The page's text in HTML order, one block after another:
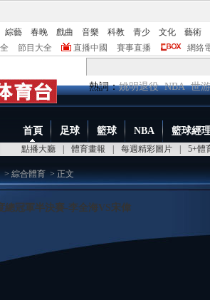
綜藝 春晚 戲曲 音樂 科教 青少 文化
藝術
節目大全 直播中國 賽事直播 網絡
熱詞：姚明退役 NBA 世
首頁
點播大廳 體育畫報 每週精彩圖片 5+體
足球 籃球 NBA 籃球經
>綜合體育> 正文
總冠軍半決賽-李全海VS宋偉